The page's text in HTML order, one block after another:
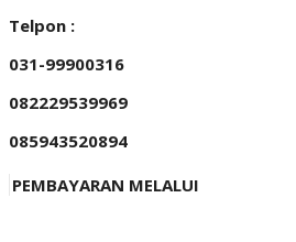
Telpon :
031-99900316
082229539969
085943520894
PEMBAYARAN MELALUI